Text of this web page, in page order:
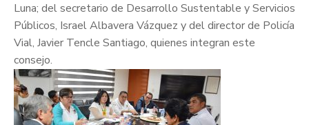
Luna; del secretario de Desarrollo Sustentable y Servicios
Públicos, Israel Albavera Vázquez y del director de Policía
Vial, Javier Tencle Santiago, quienes integran este
consejo.